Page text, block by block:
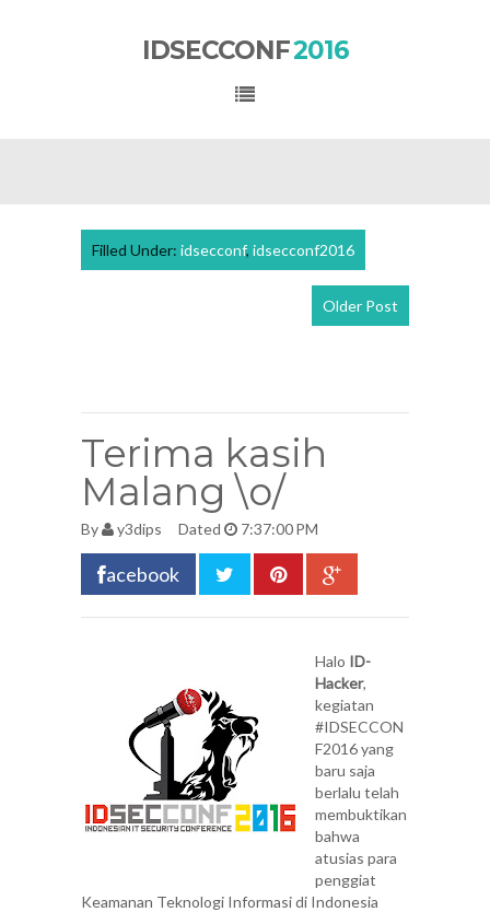
IDSECCONF2016
Filled Under: idsecconf, idsecconf2016
Older Post
Terima kasih
Malang \o/
By y3dips Dated 7:37:00 PM
acebook
Halo ID-
Hacker,
kegiatan
#IDSECCON
F2016 yang
baru saja
berlalu telah
membuktikan
bahwa
atusias para
penggiat
Keamanan Teknologi Informasi di Indonesia